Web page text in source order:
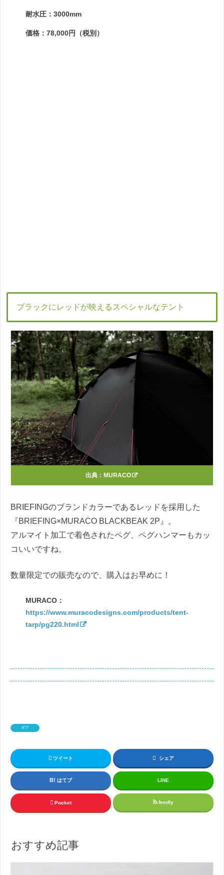
耐水圧：3000mm
価格：78,000円（税別）
ブラックにレッドが映えるスペシャルなテント
出典： MURACO
BRIEFINGのブランドカラーであるレッドを採用した
『BRIEFING×MURACO BLACKBEAK 2P』。
アルマイト加工で着色されたペグ、ペグハンマーもカッ
コいいですね。
数量限定での販売なので、購入はお早めに！
MURACO：
https://www.muracodesigns.com/products/tent-
tarp/pg220.html
ギア
ツイート シェア
はてブ LINE
Pocket feedly
おすすめ記事